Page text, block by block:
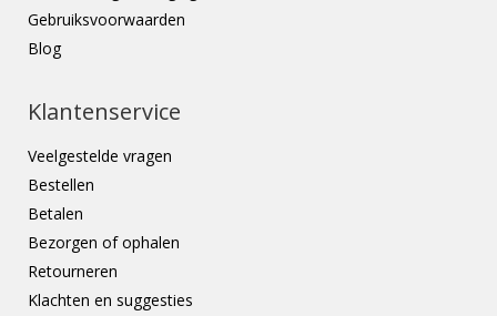
Gebruiksvoorwaarden
Blog
Klantenservice
Veelgestelde vragen
Bestellen
Betalen
Bezorgen of ophalen
Retourneren
Klachten en suggesties